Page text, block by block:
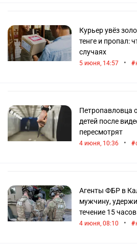
Курьер увёз
тенге и пропал:
случаях
5 июня, 14:57 •
Петропавловца
детей после
пересмотрят
4 июня, 10:36 •
Агенты ФБР в
мужчину,
течение 15 часов
4 июня, 08:10 •